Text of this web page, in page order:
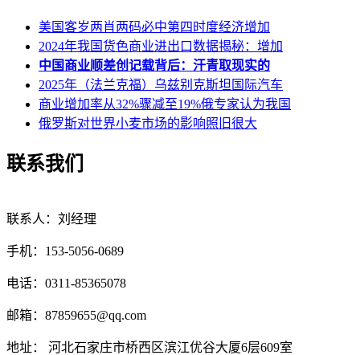
美国客岁两肖两码必中第四时度经济增加
2024年我国货色商业进出口数据揭秘：增加
中国商业顺差创记载背后：汗青取现实的
2025年（法兰克福）乌兹别克斯坦国际汽车
商业增加率从32%骤减至19%俄专家认为我国
俄罗斯对世界小麦市场的影响照旧很大
联系我们
联系人：刘经理
手机：153-5056-0689
电话：0311-85365078
邮箱：87859655@qq.com
地址： 河北石家庄市桥西区滨江优谷大厦6层609室